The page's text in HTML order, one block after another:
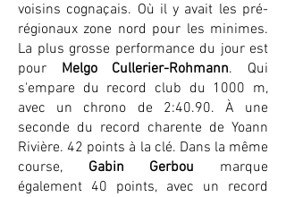
voisins cognaçais. Où il y avait les pré-
régionaux zone nord pour les minimes.
La plus grosse performance du jour est
pour Melgo Cullerier-Rohmann. Qui
s'empare du record club du 1000 m,
avec un chrono de 2:40.90. À une
seconde du record charente de Yoann
Rivière. 42 points à la clé. Dans la même
course, Gabin Gerbou marque
également 40 points, avec un record